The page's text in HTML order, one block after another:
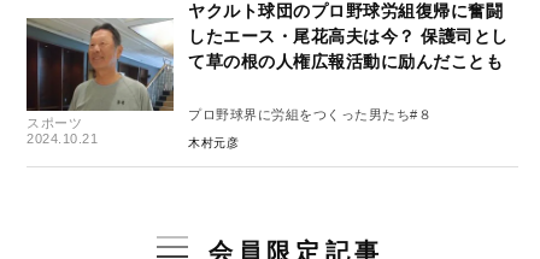
スポーツ
2024.10.21
ヤクルト球団のプロ野球労組復帰に奮闘
したエース・尾花高夫は今？ 保護司とし
て草の根の人権広報活動に励んだことも
プロ野球界に労組をつくった男たち#８
木村元彦
会員限定記事